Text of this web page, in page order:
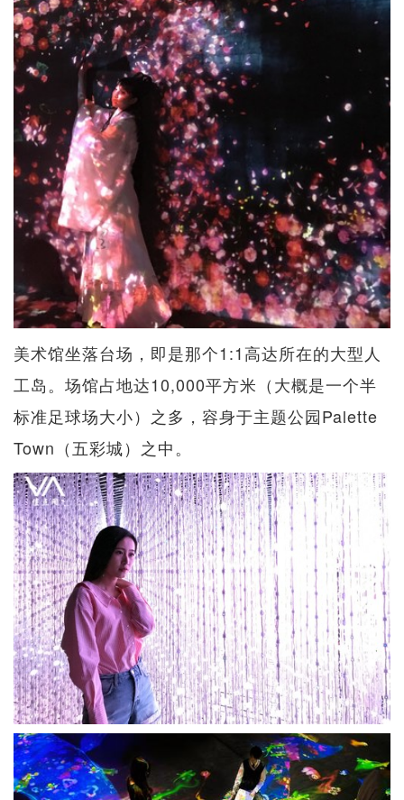
美术馆坐落台场，即是那个1:1高达所在的大型人
工岛。场馆占地达10,000平方米（大概是一个半
标准足球场大小）之多，容身于主题公园Palette
Town（五彩城）之中。